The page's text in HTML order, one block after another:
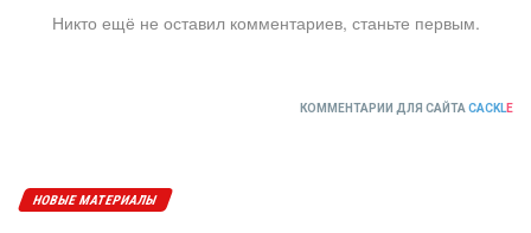
Никто ещё не оставил комментариев, станьте первым.
КОММЕНТАРИИ ДЛЯ САЙТА CACKLE
НОВЫЕ МАТЕРИАЛЫ